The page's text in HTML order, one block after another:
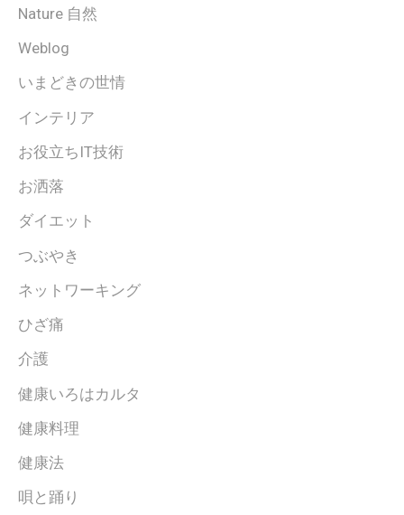
Nature 自然
Weblog
いまどきの世情
インテリア
お役立ちIT技術
お洒落
ダイエット
つぶやき
ネットワーキング
ひざ痛
介護
健康いろはカルタ
健康料理
健康法
唄と踊り